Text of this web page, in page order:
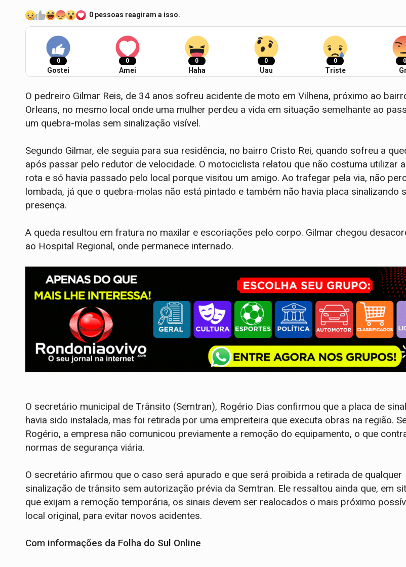
0 pessoas reagiram a isso.
0
Gostei
0
Amei
0
Haha
0
Uau
0
Triste
0
O pedreiro Gilmar Reis, de 34 anos sofreu acidente de moto em Vilhena, próximo ao
Orleans, no mesmo local onde uma mulher perdeu a vida em situação semelhante ao
um quebra-molas sem sinalização visível.
Segundo Gilmar, ele seguia para sua residência, no bairro Cristo Rei, quando sofreu a
após passar pelo redutor de velocidade. O motociclista relatou que não costuma utilizar
rota e só havia passado pelo local porque visitou um amigo. Ao trafegar pela via, não
lombada, já que o quebra-molas não está pintado e também não havia placa sinalizando
presença.
A queda resultou em fratura no maxilar e escoriações pelo corpo. Gilmar chegou
ao Hospital Regional, onde permanece internado.
O secretário municipal de Trânsito (Semtran), Rogério Dias confirmou que a placa de
havia sido instalada, mas foi retirada por uma empreiteira que executa obras na região.
Rogério, a empresa não comunicou previamente a remoção do equipamento, o que
normas de segurança viária.
O secretário afirmou que o caso será apurado e que será proibida a retirada de qualquer
sinalização de trânsito sem autorização prévia da Semtran. Ele ressaltou ainda que, em
que exijam a remoção temporária, os sinais devem ser realocados o mais próximo
local original, para evitar novos acidentes.
Com informações da Folha do Sul Online